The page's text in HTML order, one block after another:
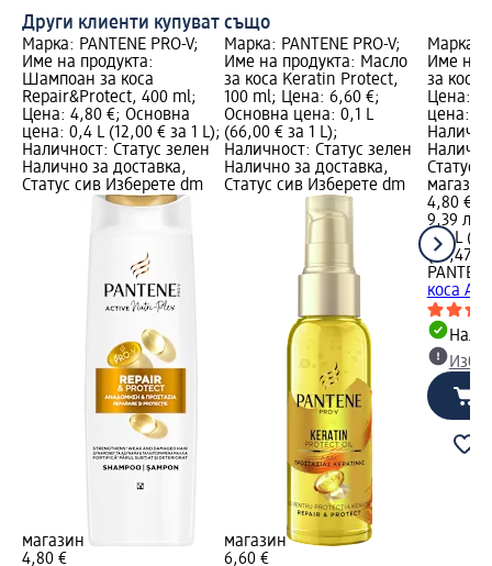
Други клиенти купуват също
Марка: PANTENE PRO-V;
Име на продукта:
Шампоан за коса
Repair&Protect, 400 ml;
Цена: 4,80 €; Основна
цена: 0,4 L (12,00 € за 1 L);
Наличност: Статус зелен
Налично за доставка,
Статус сив Изберете dm
магазин
4,80 €
Марка: PANTENE PRO-V;
Име на продукта: Масло
за коса Keratin Protect,
100 ml; Цена: 6,60 €;
Основна цена: 0,1 L
(66,00 € за 1 L);
Наличност: Статус зелен
Налично за доставка,
Статус сив Изберете dm
магазин
6,60 €
Марка:
Име на
за коса
Цена:
цена:
Статус
магазин
4,80 €
9,39 лв.
0,4 L
(23,47
коса